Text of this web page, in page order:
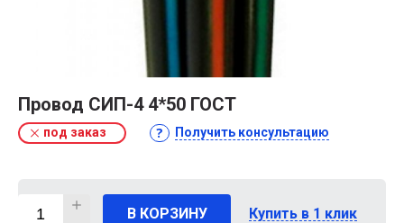
Провод СИП-4 4*50 ГОСТ
под заказ Получить консультацию
В КОРЗИНУ Купить в 1 клик